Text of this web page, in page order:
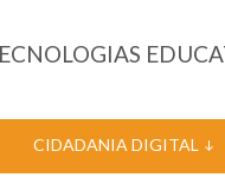
CIDADANIA DIGITAL